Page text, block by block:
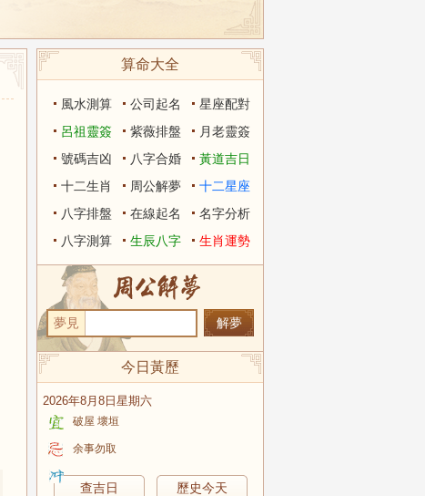
算命大全
風水測算 公司起名
星座配對
呂祖靈簽
紫薇排盤
月老靈簽
號碼吉凶
八字合婚
黃道吉日
十二生肖
周公解夢
十二星座
八字排盤
在線起名
名字分析
八字測算
生辰八字 生肖運勢
夢見
今日黃歷
2026年8月8日星期六
破屋 壞垣
余事勿取
查吉日 歷史今天